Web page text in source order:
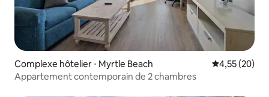
Complexe hôtelier ⋅ Myrtle Beach Évaluation
4,55 (20)
Appartement contemporain de 2 chambres